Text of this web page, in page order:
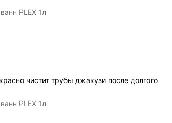
PLEX 1л
чистит трубы джакузи после долгого
PLEX 1л